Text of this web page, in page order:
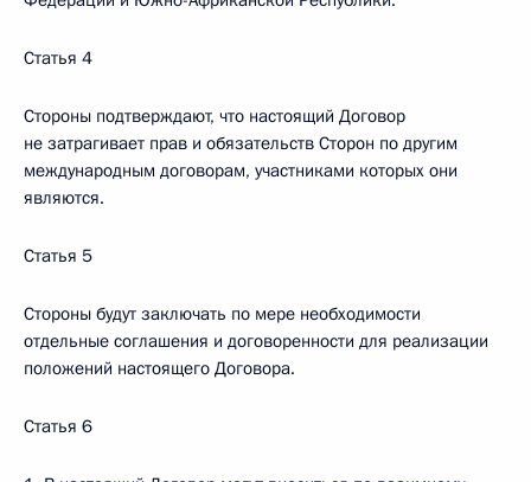
Статья 4
Стороны подтверждают, что настоящий Договор
не затрагивает прав и обязательств Сторон по другим
международным договорам, участниками которых они
являются.
Статья 5
Стороны будут заключать по мере необходимости
отдельные соглашения и договоренности для реализации
положений настоящего Договора.
Статья 6